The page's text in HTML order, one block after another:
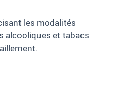
les modalités
alcooliques et tabacs